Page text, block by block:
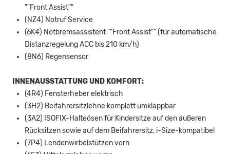
""Front Assist""
(NZ4) Notruf Service
(6K4) Notbremsassistent ""Front Assist"" (für automatische
Distanzregelung ACC bis 210 km/h)
(8N6) Regensensor
INNENAUSSTATTUNG UND KOMFORT:
(4R4) Fensterheber elektrisch
(3H2) Beifahrersitzlehne komplett umklappbar
(3A2) ISOFIX-Halteösen für Kindersitze auf den äußeren
Rücksitzen sowie auf dem Beifahrersitz, i-Size-kompatibel
(7P4) Lendenwirbelstützen vorn